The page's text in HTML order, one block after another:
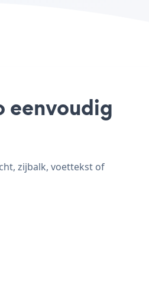
eenvoudig
zijbalk, voettekst of